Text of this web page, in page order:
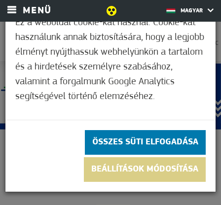
MENÜ MAGYAR
27,2°C
Ez a weboldal cookie-kat használ. Cookie-kat
használunk annak biztosítására, hogy a legjobb
élményt nyújthassuk webhelyünkön a tartalom
és a hirdetések személyre szabásához,
valamint a forgalmunk Google Analytics
segítségével történő elemzéséhez.
ÖSSZES SÜTI ELFOGADÁSA
BEÁLLÍTÁSOK MÓDOSÍTÁSA